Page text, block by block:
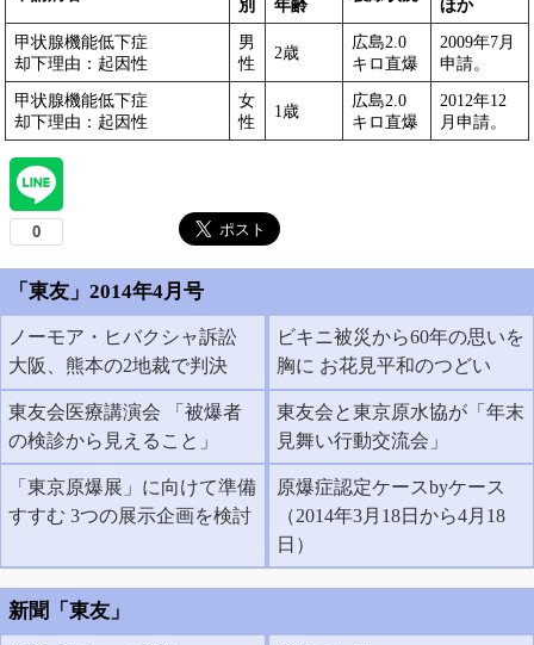
別
年齢
ほか
甲状腺機能低下症
却下理由：起因性
男
性
2歳
広島2.0
キロ直爆
2009年7月
申請。
甲状腺機能低下症
却下理由：起因性
女
性
1歳
広島2.0
キロ直爆
2012年12
月申請。
「東友」2014年4月号
ノーモア・ヒバクシャ訴訟
大阪、熊本の2地裁で判決
ビキニ被災から60年の思いを
胸に お花見平和のつどい
東友会医療講演会 「被爆者
の検診から見えること」
東友会と東京原水協が「年末
見舞い行動交流会」
「東京原爆展」に向けて準備
すすむ 3つの展示企画を検討
原爆症認定ケースbyケース
（2014年3月18日から4月18
日）
新聞「東友」